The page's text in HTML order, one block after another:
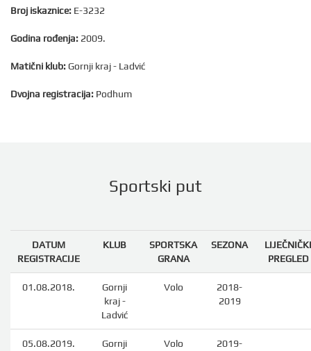
Broj iskaznice: E-3232
Godina rođenja: 2009.
Matični klub: Gornji kraj - Ladvić
Dvojna registracija: Podhum
Sportski put
DATUM
REGISTRACIJE
KLUB
SPORTSKA
GRANA
SEZONA
LIJEČNIČKI
PREGLED
01.08.2018.
Gornji
kraj -
Ladvić
Volo
2018-
2019
05.08.2019.
Gornji
Volo
2019-